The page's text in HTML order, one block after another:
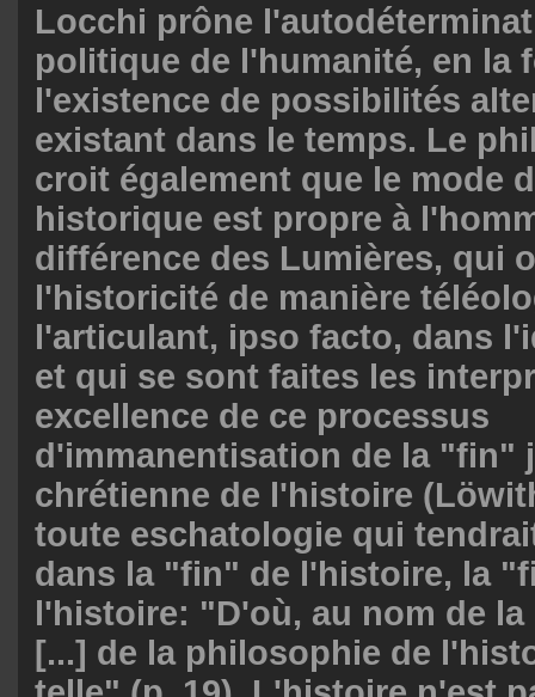
Locchi prône
politique de l'humanité, en la
l'existence de possibilités
existant dans le temps. Le
croit également que le mode
historique est propre à
différence des Lumières, qui
l'historicité de manière
l'articulant, ipso facto, dans
et qui se sont faites les
excellence de ce processus
d'immanentisation de la "fin"
chrétienne de l'histoire
toute eschatologie qui
dans la "fin" de l'histoire, la
l'histoire: "D'où, au nom de
[...] de la philosophie de